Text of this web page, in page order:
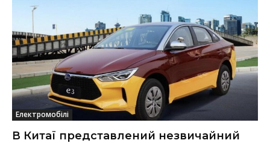
Електромобілі
В Китаї представлений незвичайний